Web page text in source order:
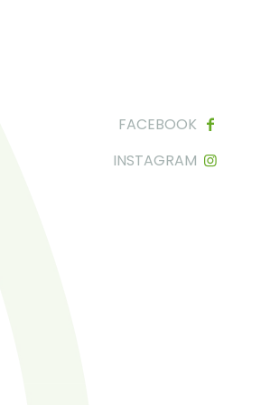
FACEBOOK
INSTAGRAM